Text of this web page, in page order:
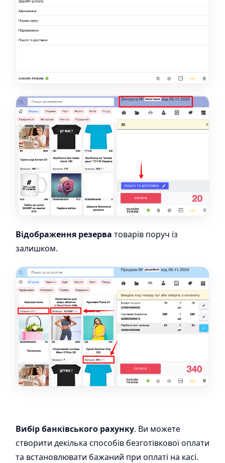
Відображення резерва товарів поруч із
залишком.
Вибір банківського рахунку. Ви можете
створити декілька способів безготівкової оплати
та встановлювати бажаний при оплаті на касі.